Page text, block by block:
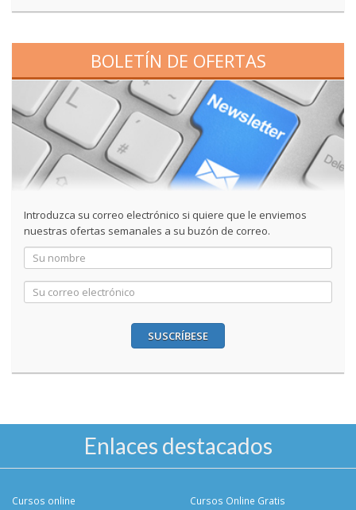
BOLETÍN DE OFERTAS
Introduzca su correo electrónico si quiere que le enviemos
nuestras ofertas semanales a su buzón de correo.
SUSCRÍBESE
Enlaces destacados
Cursos online
Cursos Online Gratis